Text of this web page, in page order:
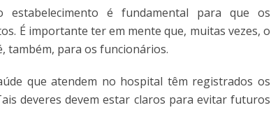
é fundamental para que os
É importante ter em mente que, muitas vezes, o
também, para os funcionários.
que atendem no hospital têm registrados os
deveres devem estar claros para evitar futuros